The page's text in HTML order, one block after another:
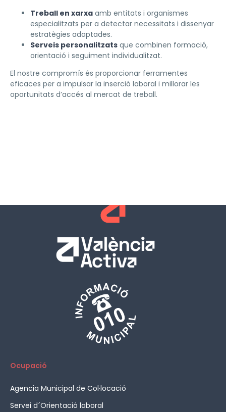
Treball en xarxa amb entitats i organismes
especialitzats per a detectar necessitats i dissenyar
estratègies adaptades.
Serveis personalitzats que combinen formació,
orientació i seguiment individualitzat.
El nostre compromís és proporcionar ferramentes
eficaces per a impulsar la inserció laboral i millorar les
oportunitats d’accés al mercat de treball.
Ocupació
Agencia Municipal de Col·locació
Servei d´Orientació laboral